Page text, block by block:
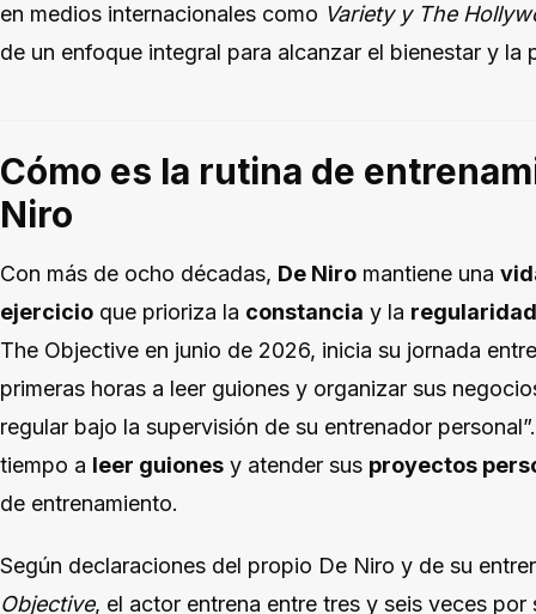
en medios internacionales como Variety y The
de un enfoque integral para alcanzar el bienestar y
Cómo es la rutina de
Niro
Con más de ocho décadas, De Niro mantiene una
ejercicio que prioriza la constancia y la regularidad
The Objective en junio de 2026, inicia su jornada
primeras horas a leer guiones y organizar sus
regular bajo la supervisión de su entrenador
tiempo a leer guiones y atender sus proyectos
de entrenamiento.
Según declaraciones del propio De Niro y de su
Objective, el actor entrena entre tres y seis veces